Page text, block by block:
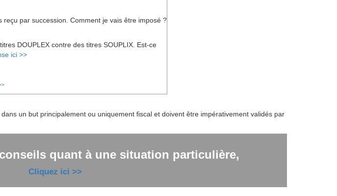
reçu par succession. Comment je vais être imposé ?
DOUPLEX contre des titres SOUPLIX. Est-ce
ici >>
un but principalement ou uniquement fiscal et doivent être impérativement validés par
quant à une situation particulière,
Cliquez ici >>